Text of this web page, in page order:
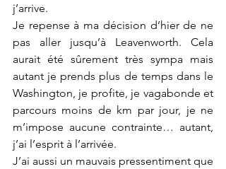
j’arrive.
Je repense à ma décision d’hier de ne
pas aller jusqu’à Leavenworth. Cela
aurait été sûrement très sympa mais
autant je prends plus de temps dans le
Washington, je profite, je vagabonde et
parcours moins de km par jour, je ne
m’impose aucune contrainte… autant,
j’ai l’esprit à l’arrivée.
J’ai aussi un mauvais pressentiment que